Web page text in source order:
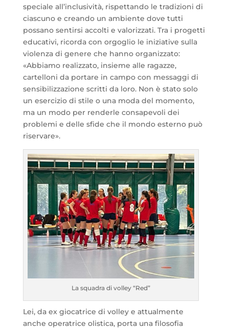
speciale all’inclusività, rispettando le tradizioni di
ciascuno e creando un ambiente dove tutti
possano sentirsi accolti e valorizzati. Tra i progetti
educativi, ricorda con orgoglio le iniziative sulla
violenza di genere che hanno organizzato:
«Abbiamo realizzato, insieme alle ragazze,
cartelloni da portare in campo con messaggi di
sensibilizzazione scritti da loro. Non è stato solo
un esercizio di stile o una moda del momento,
ma un modo per renderle consapevoli dei
problemi e delle sfide che il mondo esterno può
riservare».
La squadra di volley “Red”
Lei, da ex giocatrice di volley e attualmente
anche operatrice olistica, porta una filosofia